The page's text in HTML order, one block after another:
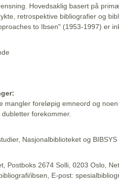
Hovedsaklig basert på
retrospektive bibliografier og
to Ibsen" (1953-1997) er
mangler foreløpig emneord og
forekommer.
Nasjonalbiblioteket og BIBSYS
Postboks 2674 Solli, 0203 Oslo,
ibsen, E-post: